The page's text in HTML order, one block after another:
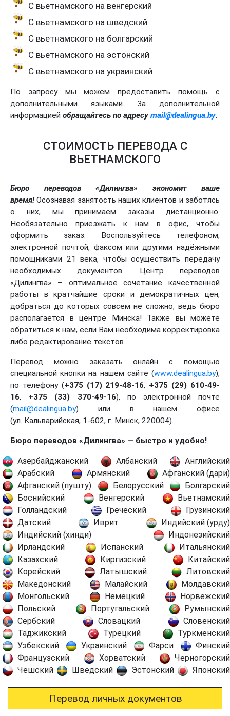
С вьетнамского на венгерский
С вьетнамского на шведский
С вьетнамского на болгарский
С вьетнамского на эстонский
С вьетнамского на украинский
По запросу мы можем предоставить помощь с
дополнительными языками. За дополнительной
информацией обращайтесь по адресу mail@dealingua.by.
СТОИМОСТЬ ПЕРЕВОДА С
ВЬЕТНАМСКОГО
Бюро переводов «Дилингва» экономит ваше
время!Осознавая занятость наших клиентов и заботясь
о них, мы принимаем заказы дистанционно.
Необязательно приезжать к нам в офис, чтобы
оформить заказ. Воспользуйтесь телефоном,
электронной почтой, факсом или другими надёжными
помощниками 21 века, чтобы осуществить передачу
необходимых документов. Центр переводов
«Дилингва» – оптимальное сочетание качественной
работы в кратчайшие сроки и демократичных цен,
добраться до которых совсем не сложно, ведь бюро
располагается в центре Минска! Также вы можете
обратиться к нам, если Вам необходима корректировка
либо редактирование текстов.
Перевод можно заказать онлайн с помощью
специальной кнопки на нашем сайте (www.dealingua.by),
по телефону (+375 (17) 219-48-16, +375 (29) 610-49-
16, +375 (33) 370-49-16), по электронной почте
(mail@dealingua.by) или в нашем офисе
(ул. Кальварийская, 1-602, г. Минск, 220004).
Бюро переводов «Дилингва» — быстро и удобно!
Азербайджанский Албанский
Английский
Арабский
Армянский
Афганский (дари)
Афганский (пушту)
Белорусский
Болгарский
Боснийский
Венгерский
Вьетнамский
Голландский
Греческий
Грузинский
Датский
Иврит
Индийский (урду)
Индийский (хинди)
Индонезийский
Ирландский
Испанский
Итальянский
Казахский
Киргизский
Китайский
Корейский
Латышский
Литовский
Македонский
Малайский
Молдавский
Монгольский
Немецкий
Норвежский
Польский
Португальский
Румынский
Сербский
Словацкий
Словенский
Таджикский
Турецкий
Туркменский
Узбекский
Украинский Фарси
Финский
Французский
Хорватский
Черногорский
Чешский
Шведский Эстонский Японский
Перевод личных документов